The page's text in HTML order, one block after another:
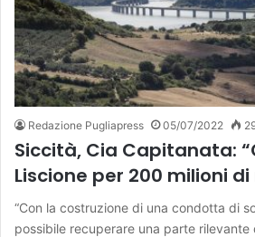
Redazione Pugliapress 05/07/2022
Siccità, Cia Capitanata:
Liscione per 200 milioni
“Con la costruzione di una condotta di
possibile recuperare una parte